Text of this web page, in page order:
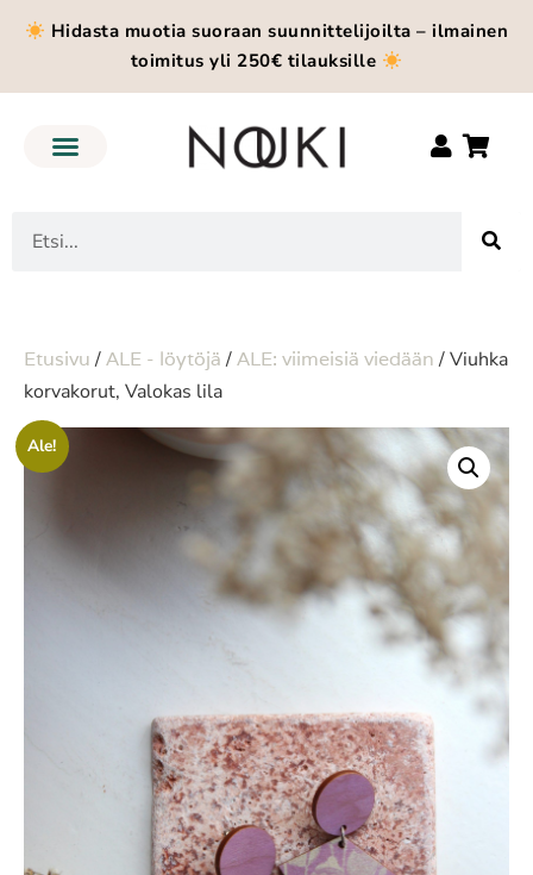
Hidasta muotia suoraan suunnittelijoilta – ilmainen
toimitus yli 250€ tilauksille
Etusivu/ALE - löytöjä/ALE: viimeisiä viedään/ Viuhka
korvakorut, Valokas lila
Ale!